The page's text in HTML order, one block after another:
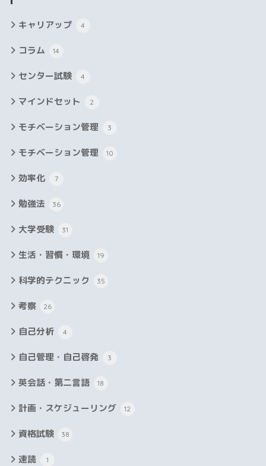
キャリアップ 4
コラム 14
センター試験 4
マインドセット 2
モチベーション管理 3
モチベーション管理 10
効率化 7
勉強法 36
大学受験 31
生活・習慣・環境 19
科学的テクニック 35
考察 26
自己分析 4
自己管理・自己啓発 3
英会話・第二言語 18
計画・スケジューリング 12
資格試験 38
速読 1